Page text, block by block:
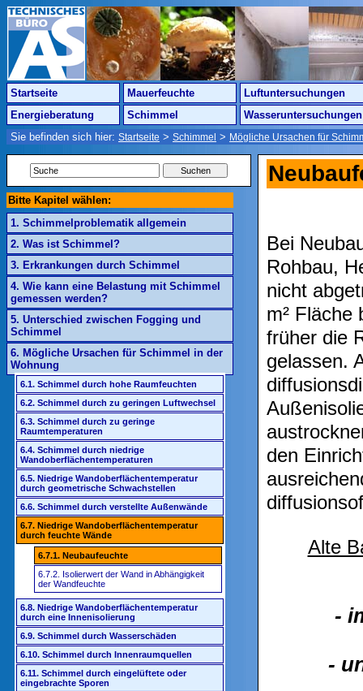
Startseite Mauerfeuchte
Luftuntersuchungen
Energieberatung
Schimmel
Wasseruntersuchungen
Sie befinden sich hier: Startseite > Schimmel > Mögliche Ursachen für
Bitte Kapitel wählen:
1. Schimmelproblematik allgemein
2. Was ist Schimmel?
3. Erkrankungen durch Schimmel
4. Wie kann eine Belastung mit Schimmel
gemessen werden?
5. Unterschied zwischen Fogging und
Schimmel
6. Mögliche Ursachen für Schimmel in der
Wohnung
6.1. Schimmel durch hohe Raumfeuchten
6.2. Schimmel durch zu geringen Luftwechsel
6.3. Schimmel durch zu geringe
Raumtemperaturen
6.4. Schimmel durch niedrige
Wandoberflächentemperaturen
6.5. Niedrige Wandoberflächentemperatur
durch geometrische Schwachstellen
6.6. Schimmel durch verstellte Außenwände
6.7. Niedrige Wandoberflächentemperatur
durch feuchte Wände
6.7.1. Neubaufeuchte
6.7.2. Isolierwert der Wand in Abhängigkeit
der Wandfeuchte
6.8. Niedrige Wandoberflächentemperatur
durch eine Innenisolierung
6.9. Schimmel durch Wasserschäden
6.10. Schimmel durch Innenraumquellen
6.11. Schimmel durch eingelüftete oder
eingebrachte Sporen
Bei
Rohbau,
nicht
m² Fläche
früher die
gelassen.
den
Alte
-
-